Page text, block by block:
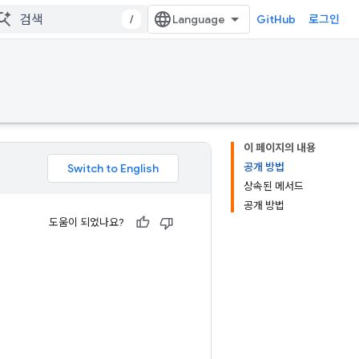
/ GitHub 로그인
이 페이지의 내용
공개 방법
상속된 메서드
공개 방법
도움이 되었나요?